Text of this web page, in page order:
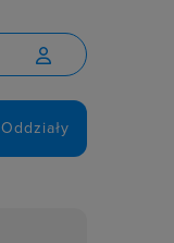

Oddziały